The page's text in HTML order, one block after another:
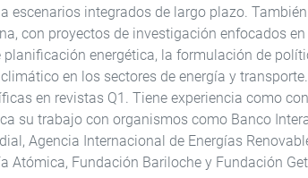
escenarios integrados de largo plazo.
con proyectos de investigación enfocados
energética, la formulación de
en los sectores de energía y
en revistas Q1. Tiene experiencia como
su trabajo con organismos como Banco
Agencia Internacional de Energías
Atómica, Fundación Bariloche y Fundación